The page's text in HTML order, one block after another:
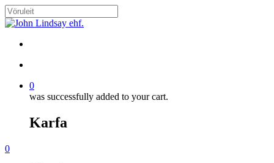
Skip
to
content
Close
0
was successfully added to your cart.
Karfa
Menu
search
account
0